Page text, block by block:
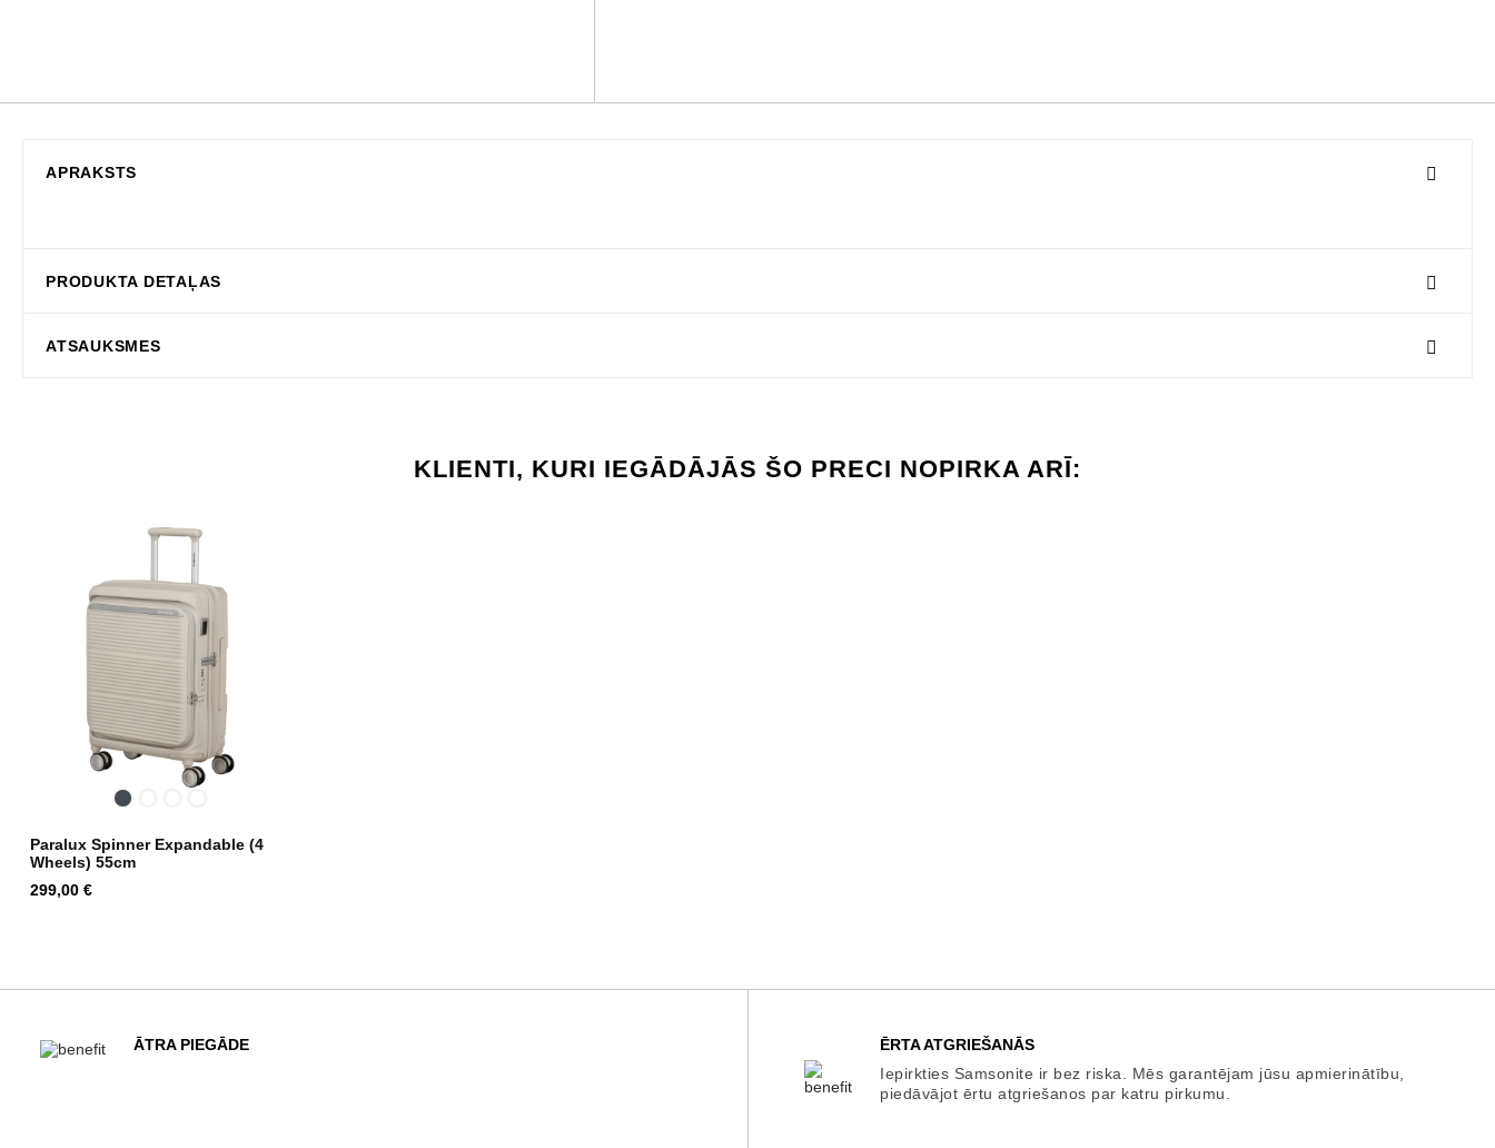
APRAKSTS
PRODUKTA DETAĻAS
ATSAUKSMES
KLIENTI, KURI IEGĀDĀJĀS ŠO PRECI NOPIRKA ARĪ:
Melna
Paralux Spinner Expandable (4
Wheels) 55cm
Cena
299,00 €
ĀTRA PIEGĀDE
ĒRTA ATGRIEŠANĀS
Iepirkties Samsonite ir bez riska. Mēs garantējam jūsu apmierinātību,
piedāvājot ērtu atgriešanos par katru pirkumu.